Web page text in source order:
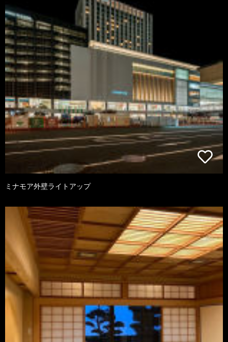
ミナモア外壁ライトアップ